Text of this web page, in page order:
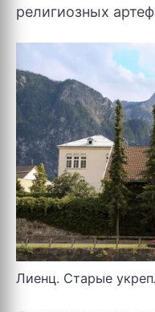
религиозных
Лиенц. Старые